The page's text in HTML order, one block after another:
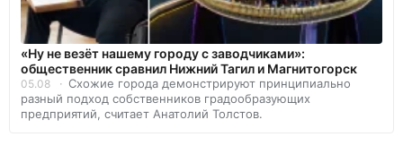
«Ну не везёт нашему городу с заводчиками»:
общественник сравнил Нижний Тагил и Магнитогорск
05.08
Схожие города демонстрируют принципиально
разный подход собственников градообразующих
предприятий, считает Анатолий Толстов.